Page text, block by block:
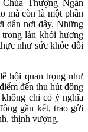
Thượng Ngàn
mà còn là một phần
dân nơi đây. Những
làn khói hương
như sức khỏe dồi
hội quan trọng như
đến thu hút đông
chỉ có ý nghĩa
gắn kết, trao gửi
thịnh vượng.